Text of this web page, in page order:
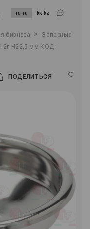
ru-ru kk-kz
бизнеса >
Запасные
H22,5 мм КОД:
ПОДЕЛИТЬСЯ